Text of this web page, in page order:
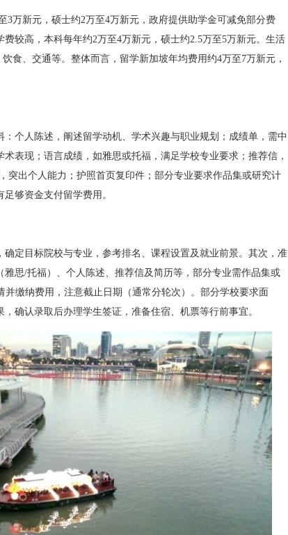
3万新元，硕士约2万至4万新元，政府提供助学金可减免部分费
较高，本科每年约2万至4万新元，硕士约2.5万至5万新元。生活
食、交通等。整体而言，留学新加坡年均费用约4万至7万新元，
个人陈述，阐述留学动机、学术兴趣与职业规划；成绩单，需中
表现；语言成绩，如雅思或托福，满足学校专业要求；推荐信，
突出个人能力；护照首页复印件；部分专业要求作品集或研究计
够资金支付留学费用。
定目标院校与专业，参考排名、课程设置及就业前景。其次，准
思/托福）、个人陈述、推荐信及简历等，部分专业需作品集或
并缴纳费用，注意截止日期（通常分轮次）。部分学校要求面
确认录取后办理学生签证，准备住宿、机票等行前事宜。